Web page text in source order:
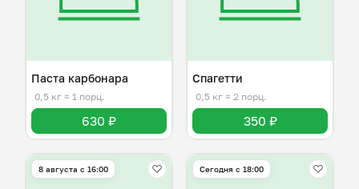
Паста карбонара
0,5 кг ≈ 1 порц.
630 ₽
Спагетти
0,5 кг ≈ 2 порц.
350 ₽
8 августа с 16:00 Сегодня с 18:00